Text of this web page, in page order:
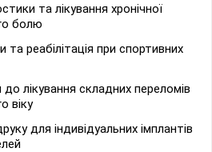
та лікування хронічної
болю
та реабілітація при спортивних
до лікування складних переломів
віку
для індивідуальних імплантів